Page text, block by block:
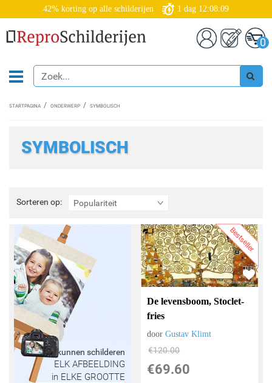
42% korting op alle schilderijen 1 dag 12:08:06
0
STARTPAGINA ONDERWERP SYMBOLISCH
SYMBOLISCH
Sorteren op: Populariteit
Sorteren
op:
Wij kunnen schilderen
ELK AFBEELDING
in ELKE GROOTTE
Bestseller
De levensboom, Stoclet-
fries
doorGustav Klimt
€120.00
€69.60